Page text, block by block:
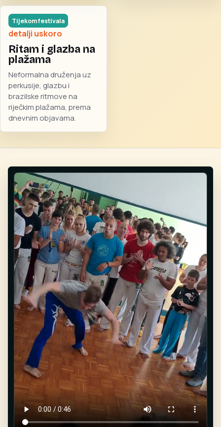
Tijekom festivala
detalji uskoro
Ritam i glazba na
plažama
Neformalna druženja uz
perkusije, glazbu i
brazilske ritmove na
riječkim plažama, prema
dnevnim objavama.